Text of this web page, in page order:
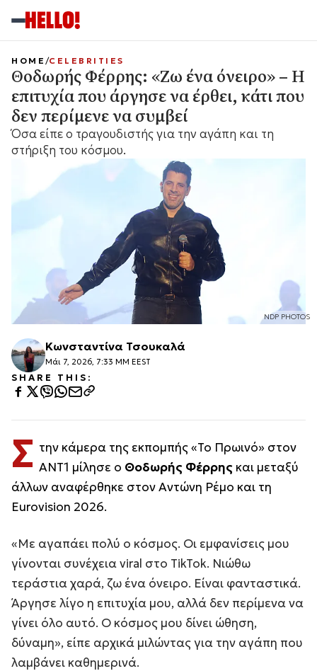
NDP PHOTOS
HOME CELEBRITIES
Θοδωρής Φέρρης: «Ζω ένα όνειρο» – Η
επιτυχία που άργησε να έρθει, κάτι που
δεν περίμενε να συμβεί
Όσα είπε ο τραγουδιστής για την αγάπη και τη
στήριξη του κόσμου.
Κωνσταντίνα Τσουκαλά
Μάι 7, 2026, 7:33 ΜΜ EEST
SHARE THIS:
Σ την κάμερα της εκπομπής «Το Πρωινό» στον
ΑΝΤ1 μίλησε ο Θοδωρής Φέρρης και μεταξύ
άλλων αναφέρθηκε στον Αντώνη Ρέμο και τη
Eurovision 2026.
«Με αγαπάει πολύ ο κόσμος. Οι εμφανίσεις μου
γίνονται συνέχεια viral στο TikTok. Νιώθω
τεράστια χαρά, ζω ένα όνειρο. Είναι φανταστικά.
Άργησε λίγο η επιτυχία μου, αλλά δεν περίμενα να
γίνει όλο αυτό. Ο κόσμος μου δίνει ώθηση,
δύναμη», είπε αρχικά μιλώντας για την αγάπη που
λαμβάνει καθημερινά.